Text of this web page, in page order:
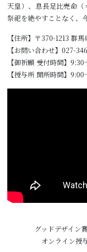
天皇）、息長足比売命（
祭祀を絶やすことなく、
【住所】〒370-1213 群
【お問い合わせ】027-
【御祈願 受付時間】9:30
【授与所 開所時間】9:00
グッドデザイン
オンライン授